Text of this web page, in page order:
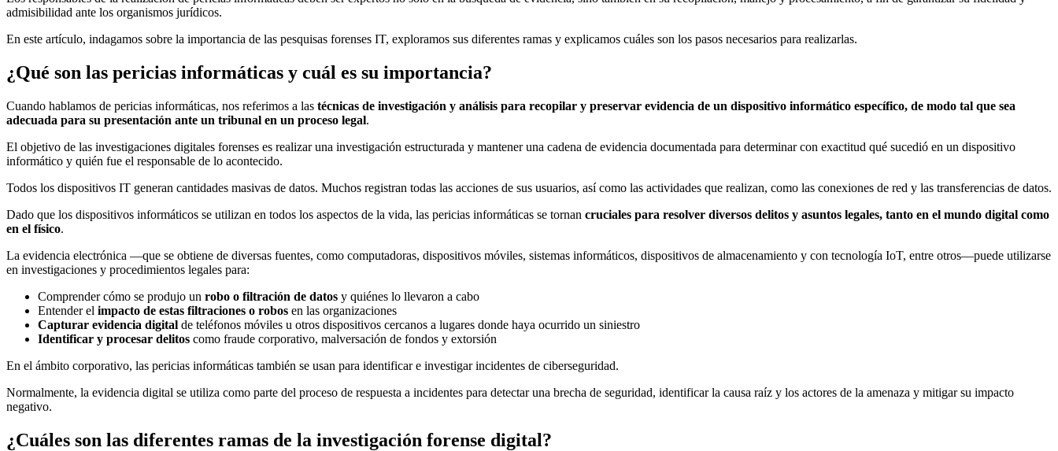
admisibilidad ante los organismos jurídicos.
En este artículo, indagamos sobre la importancia de las pesquisas forenses IT, exploramos sus diferentes ramas y explicamos cuáles son los pasos necesarios para realizarlas.
¿Qué son las pericias informáticas y cuál es su importancia?
Cuando hablamos de pericias informáticas, nos referimos a las técnicas de investigación y análisis para recopilar y preservar evidencia de un dispositivo informático específico, de modo tal que sea
adecuada para su presentación ante un tribunal en un proceso legal.
El objetivo de las investigaciones digitales forenses es realizar una investigación estructurada y mantener una cadena de evidencia documentada para determinar con exactitud qué sucedió en un dispositivo
informático y quién fue el responsable de lo acontecido.
Todos los dispositivos IT generan cantidades masivas de datos. Muchos registran todas las acciones de sus usuarios, así como las actividades que realizan, como las conexiones de red y las transferencias de datos.
Dado que los dispositivos informáticos se utilizan en todos los aspectos de la vida, las pericias informáticas se tornan cruciales para resolver diversos delitos y asuntos legales, tanto en el mundo digital como
en el físico.
La evidencia electrónica —que se obtiene de diversas fuentes, como computadoras, dispositivos móviles, sistemas informáticos, dispositivos de almacenamiento y con tecnología IoT, entre otros—puede utilizarse
en investigaciones y procedimientos legales para:
Comprender cómo se produjo un robo o filtración de datos y quiénes lo llevaron a cabo
Entender el impacto de estas filtraciones o robos en las organizaciones
Capturar evidencia digital de teléfonos móviles u otros dispositivos cercanos a lugares donde haya ocurrido un siniestro
Identificar y procesar delitos como fraude corporativo, malversación de fondos y extorsión
En el ámbito corporativo, las pericias informáticas también se usan para identificar e investigar incidentes de ciberseguridad.
Normalmente, la evidencia digital se utiliza como parte del proceso de respuesta a incidentes para detectar una brecha de seguridad, identificar la causa raíz y los actores de la amenaza y mitigar su impacto
negativo.
¿Cuáles son las diferentes ramas de la investigación forense digital?